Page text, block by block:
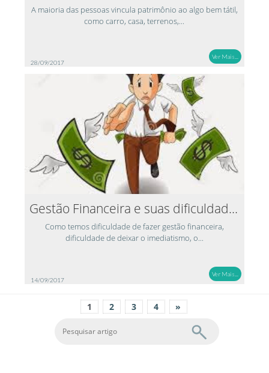
A maioria das pessoas vincula patrimônio ao algo bem tátil,
como carro, casa, terrenos,...
28/09/2017
Ver Mais...
Gestão Financeira e suas dificuldades
Como temos dificuldade de fazer gestão financeira,
dificuldade de deixar o imediatismo, o...
14/09/2017
Ver Mais...
1 2 3 4 »